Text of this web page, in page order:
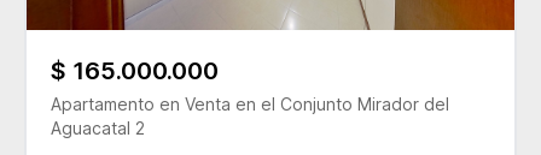
$ 165.000.000
Apartamento en Venta en el Conjunto Mirador del
Aguacatal 2